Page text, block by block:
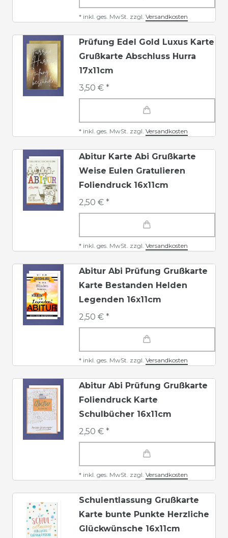
* inkl. ges. MwSt. zzgl. Versandkosten
Prüfung Edel Gold Luxus Karte
Grußkarte Abschluss Hurra
17x11cm
3,50 € *
* inkl. ges. MwSt. zzgl. Versandkosten
Abitur Karte Abi Grußkarte
Weise Eulen Gratulieren
Foliendruck 16x11cm
2,50 € *
* inkl. ges. MwSt. zzgl. Versandkosten
Abitur Abi Prüfung Grußkarte
Karte Bestanden Helden
Legenden 16x11cm
2,50 € *
* inkl. ges. MwSt. zzgl. Versandkosten
Abitur Abi Prüfung Grußkarte
Foliendruck Karte
Schulbücher 16x11cm
2,50 € *
* inkl. ges. MwSt. zzgl. Versandkosten
Schulentlassung Grußkarte
Karte bunte Punkte Herzliche
Glückwünsche 16x11cm